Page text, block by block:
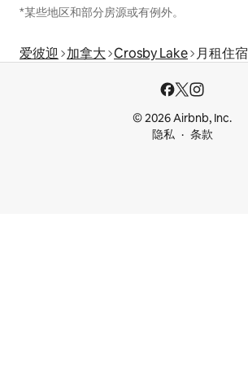
*某些地区和部分房源或有例外。
爱彼迎 加拿大 Crosby Lake 月租住宿
© 2026 Airbnb, Inc.
隐私
条款